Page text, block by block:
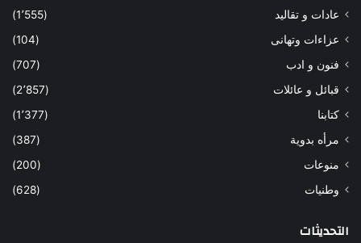
عادات و تقاليد
(1٬555)
عزاءات وتهانى
(104)
فنون و ادب
(707)
قبائل و عائلات
(2٬857)
كتابنا
(1٬377)
مرأه بدوية
(387)
منوعات
(200)
وطنيات
(628)
التحديثات